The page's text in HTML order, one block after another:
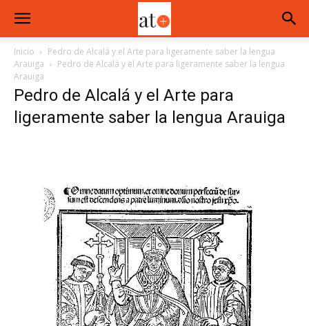
Inicio
Pedro de Alcalá y el Arte para ligeramente saber la lengua
Arauiga
Pedro de Alcalá y el Arte para ligeramente saber la lengua
Arauiga
Pedro de Alcalá y el Arte para
ligeramente saber la lengua Arauiga